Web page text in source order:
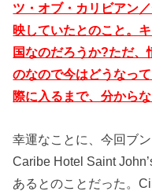
ツ・オブ・カリビアン
映していたとのこと。
国なのだろうか?ただ
のなので今はどうなっ
際に入るまで、分からな
幸運なことに、今回ブ
Caribe Hotel Saint
あるとのことだった。